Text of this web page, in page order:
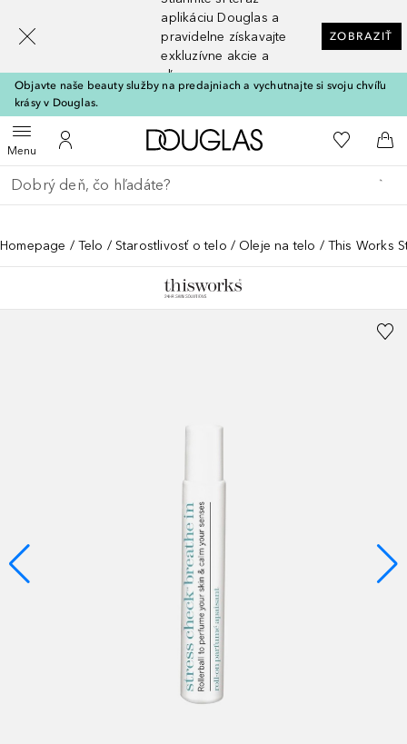
aplikáciu Douglas a
pravidelne získavajte
exkluzívne akcie a
zľavy
ZOBRAZIŤ
Objavte naše beauty služby na predajniach a vychutnajte si svoju chvíľu
krásy v Douglas.
MenuOtvoriť menuDo môjho účtu
Domov Do môjho
Do
Choď späť
Vykonajte vyhľadávanie
Homepage Telo Starostlivosť o telo Oleje na telo This Works
[navigation.slideout.screenreader]